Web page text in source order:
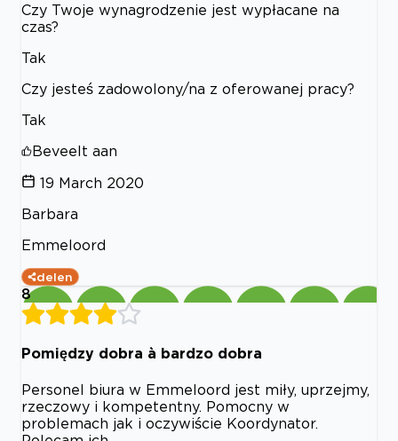
Czy Twoje wynagrodzenie jest wypłacane na
czas?
Tak
Czy jesteś zadowolony/na z oferowanej pracy?
Tak
Beveelt aan
19 March 2020
Barbara
Emmeloord
delen
8
Pomiędzy dobra à bardzo dobra
Personel biura w Emmeloord jest miły, uprzejmy,
rzeczowy i kompetentny. Pomocny w
problemach jak i oczywiście Koordynator.